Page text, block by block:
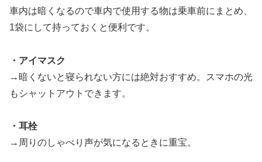
車内は暗くなるので車内で使用する物は乗車前にまとめ、
1袋にして持っておくと便利です。
・アイマスク
→暗くないと寝られない方には絶対おすすめ。スマホの光
もシャットアウトできます。
・耳栓
→周りのしゃべり声が気になるときに重宝。